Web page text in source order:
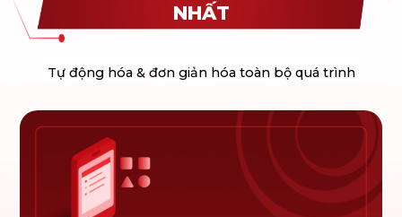
NHẤT
Tự động hóa & đơn giản hóa toàn bộ quá trình